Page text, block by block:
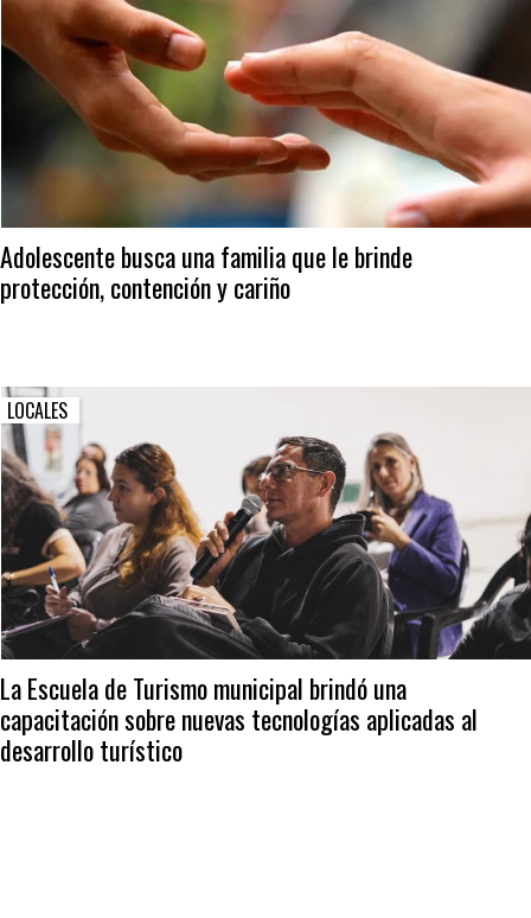
Adolescente busca una familia que le brinde
protección, contención y cariño
LOCALES
La Escuela de Turismo municipal brindó una
capacitación sobre nuevas tecnologías aplicadas al
desarrollo turístico